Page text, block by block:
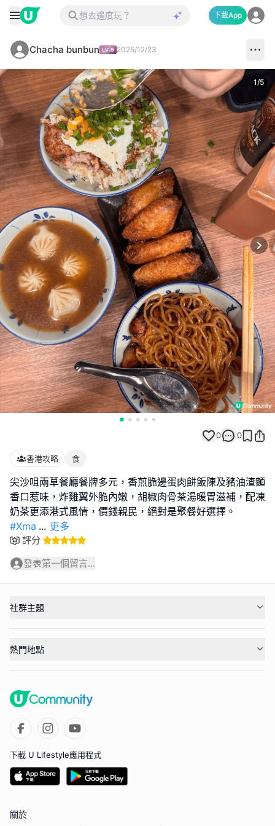
下載App
Chacha bunbun 2025/12/23
1/5
0 0
香港攻略 食
尖沙咀兩草餐廳餐牌多元，香煎脆邊蛋肉餅飯陳及豬油渣麵
香口惹味，炸雞翼外脆內嫩，胡椒肉骨茶湯暖胃滋補，配凍
奶茶更添港式風情，價錢親民，絕對是聚餐好選擇。
#Xma ... 更多
評分
發表第一個留言...
社群主題
熱門地點
下載 U Lifestyle應用程式
關於